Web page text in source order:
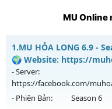
MU Online
1.MU HỎA LONG 6.9 -
🌍 Website: https://
- Server:
https://facebook.com/
- Phiên Bản: Season 6